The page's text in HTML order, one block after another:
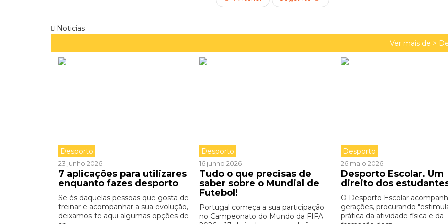
Noticias
Ver mais de >
Desporto
23 junho 2026
7 aplicações para utilizares
enquanto fazes desporto
Se és daquelas pessoas que gosta de
treinar e acompanhar a sua evolução,
deixamos-te aqui algumas opções de
Desporto
16 junho 2026
Tudo o que precisas de
saber sobre o Mundial de
Futebol!
Portugal começa a sua participação
no Campeonato do Mundo da FIFA
Desporto
26 maio 2026
Desporto Escolar. Um
direito dos
O Desporto Escolar
gerações, procurando
prática da atividade física e da